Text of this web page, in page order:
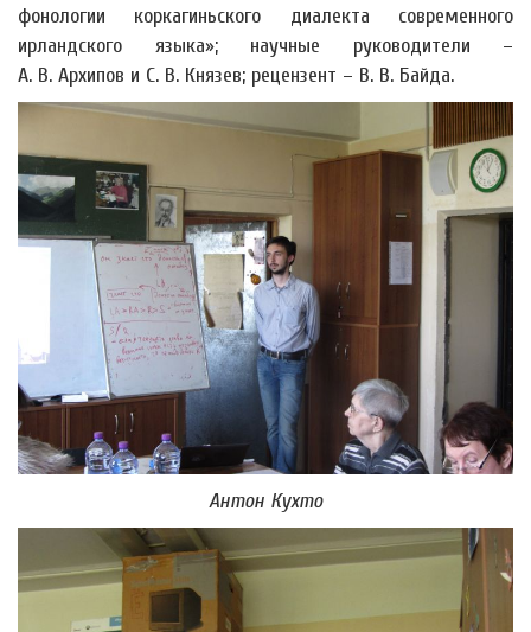
фонологии коркагиньского диалекта современного
ирландского языка»; научные руководители –
А. В. Архипов и С. В. Князев; рецензент – В. В. Байда.
Антон Кухто